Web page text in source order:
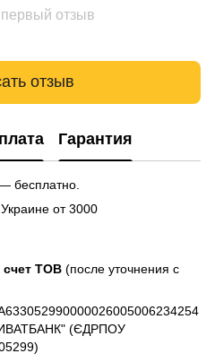
отзыв
отзыв
Гарантия
бесплатно.
от 3000
TOB (после уточнения с
(ЄДРПОУ